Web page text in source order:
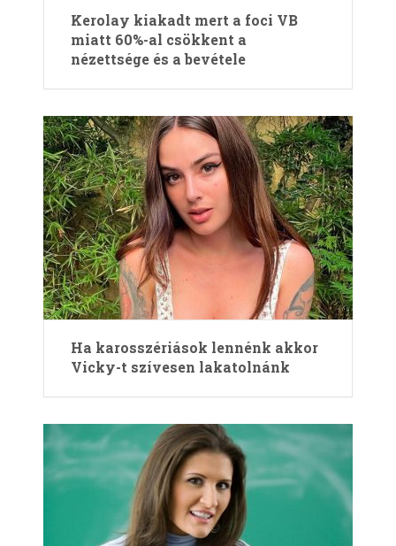
Kerolay kiakadt mert a foci VB
miatt 60%-al csökkent a
nézettsége és a bevétele
Ha karosszériások lennénk akkor
Vicky-t szívesen lakatolnánk